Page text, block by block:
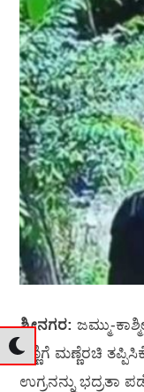
ಶ್ರೀನಗರ: ಜಮ್ಮು-
ಕಣ್ಣಿಗೆ ಮಣ್ಣೆರಚಿ
ಉಗ್ರನನ್ನು ಭದ್ರತಾ